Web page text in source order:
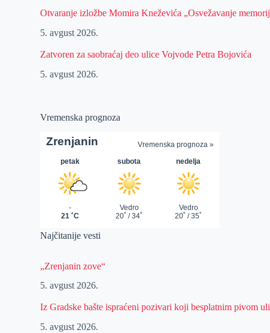
Otvaranje izložbe Momira Kneževića „Osvežavanje
5. avgust 2026.
Zatvoren za saobraćaj deo ulice Vojvode Petra Bojovića
5. avgust 2026.
Vremenska prognoza
Najčitanije vesti
„Zrenjanin zove“
5. avgust 2026.
Iz Gradske bašte ispraćeni pozivari koji besplatnim pivom
5. avgust 2026.